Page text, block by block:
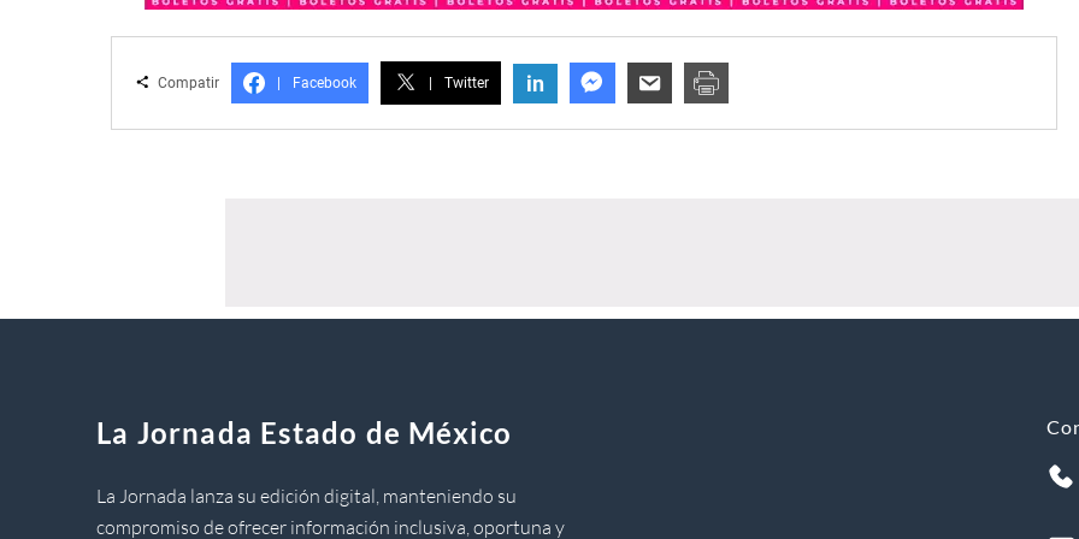
Compatir Facebook Twitter in
La Jornada Estado de México
La Jornada lanza su edición digital, manteniendo su
compromiso de ofrecer información inclusiva, oportuna y